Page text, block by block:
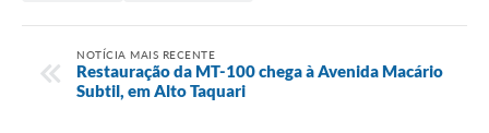
NOTÍCIA MAIS RECENTE
Restauração da MT-100 chega à Avenida Macário
Subtil, em Alto Taquari